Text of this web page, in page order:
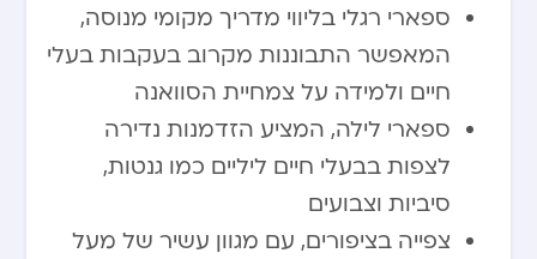
ספארי רגלי בליווי מדריך מקומי מנוסה,
המאפשר התבוננות מקרוב בעקבות בעלי
חיים ולמידה על צמחיית הסוואנה
ספארי לילה, המציע הזדמנות נדירה
לצפות בבעלי חיים ליליים כמו גנטות,
סיביות וצבועים
צפייה בציפורים, עם מגוון עשיר של מעל